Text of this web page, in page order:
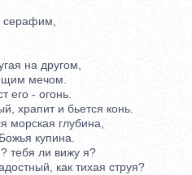
на другом,
мечом.
его - огонь.
храпит и бьется конь.
глубина,
купина.
тебя ли вижу я?
как тихая струя?